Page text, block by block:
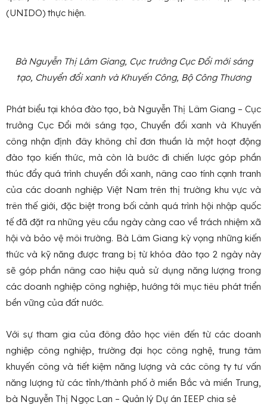
(UNIDO) thực hiện.
Bà Nguyễn Thị Lâm Giang, Cục trưởng Cục Đổi mới sáng
tạo, Chuyển đổi xanh và Khuyến Công, Bộ Công Thương
Phát biểu tại khóa đào tạo, bà Nguyễn Thị Lâm Giang – Cục
trưởng Cục Đổi mới sáng tạo, Chuyển đổi xanh và Khuyến
công nhận định đây không chỉ đơn thuần là một hoạt động
đào tạo kiến thức, mà còn là bước đi chiến lược góp phần
thúc đẩy quá trình chuyển đổi xanh, nâng cao tính cạnh tranh
của các doanh nghiệp Việt Nam trên thị trường khu vực và
trên thế giới, đặc biệt trong bối cảnh quá trình hội nhập quốc
tế đã đặt ra những yêu cầu ngày càng cao về trách nhiệm xã
hội và bảo vệ môi trường. Bà Lâm Giang kỳ vọng những kiến
thức và kỹ năng được trang bị từ khóa đào tạo 2 ngày này
sẽ góp phần nâng cao hiệu quả sử dụng năng lượng trong
các doanh nghiệp công nghiệp, hướng tới mục tiêu phát triển
bền vững của đất nước.
Với sự tham gia của đông đảo học viên đến từ các doanh
nghiệp công nghiệp, trường đại học công nghệ, trung tâm
khuyến công và tiết kiệm năng lượng và các công ty tư vấn
năng lượng từ các tỉnh/thành phố ở miền Bắc và miền Trung,
bà Nguyễn Thị Ngọc Lan – Quản lý Dự án IEEP chia sẻ